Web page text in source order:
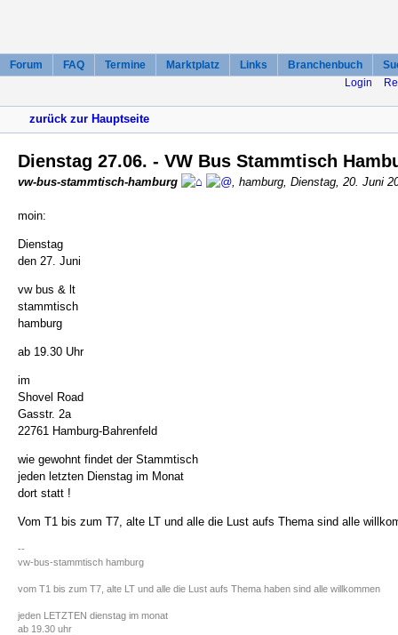
Forum FAQ Termine Marktplatz Links Branchenbuch
Login
zurück zur Hauptseite
Dienstag 27.06. - VW Bus Stammtisch
vw-bus-stammtisch-hamburg , hamburg, Dienstag, 20. Juni
moin:
Dienstag
den 27. Juni
vw bus & lt
stammtisch
hamburg
ab 19.30 Uhr
im
Shovel Road
Gasstr. 2a
22761 Hamburg-Bahrenfeld
wie gewohnt findet der Stammtisch
jeden letzten Dienstag im Monat
dort statt !
Vom T1 bis zum T7, alte LT und alle die Lust aufs Thema sind alle
--
vw-bus-stammtisch hamburg
vom T1 bis zum T7, alte LT und alle die Lust aufs Thema haben sind alle willkommen
jeden LETZTEN dienstag im monat
ab 19.30 uhr